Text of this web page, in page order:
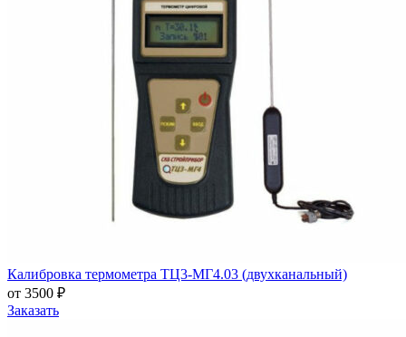
Калибровка термометра ТЦ3-МГ4.03 (двухканальный)
от 3500 ₽
Заказать